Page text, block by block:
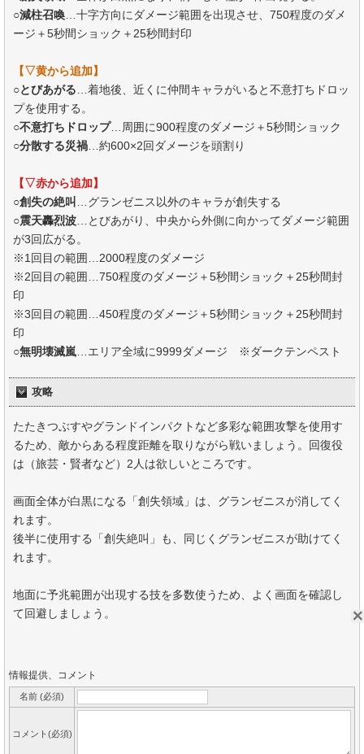
○減柱召喚 …十字方向にダメージ範囲を出現させ、750程度のダメ
ージ＋5秒間ショック＋25秒間封印
【▽黄から追加】
○とびあがる …着地後、近くに仲間キャラがいると不意打ちドロッ
プを使用する。
○不意打ちドロップ…周囲に900程度のダメージ＋5秒間ショック
○分散する災禍 …約600×2回ダメージを頭割り
【▽赤から追加】
○創失の絶叫
…グランゼニス以外のキャラが創失する
○震天轟烈波 …とびあがり、中央から外側に向かってダメージ範囲
が3回広がる。
※1回目の範囲…2000程度のダメージ
※2回目の範囲…750程度のダメージ＋5秒間ショック＋25秒間封
印
※3回目の範囲…450程度のダメージ＋5秒間ショック＋25秒間封
印
○無明壊滅嵐 …エリア全域に9999ダメージ ※ダークテンペスト
攻略
たたきつぶすやグランドインパクトなど多彩な範囲攻撃を使用す
るため、敵からある程度距離を取りながら戦いましょう。回復役
は（旅芸・賢者など）2人は欲しいところです。
画面全体が白黒になる「創失領域」は、グランゼニスが消してく
れます。
後半に使用する「創失絶叫」も、同じくグランゼニスが助けてく
れます。
地面に予兆範囲が出現する技を多数使うため、よく画面を確認し
て回避しましょう。
情報提供、コメント
名前 (必須)
コメント(必須)